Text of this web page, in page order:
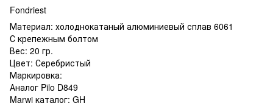
Fondriest
Материал: холоднокатаный алюминиевый сплав 6061
С крепежным болтом
Вес: 20 гр.
Цвет: Серебристый
Маркировка:
Аналог Pilo D849
Marwi каталог: GH